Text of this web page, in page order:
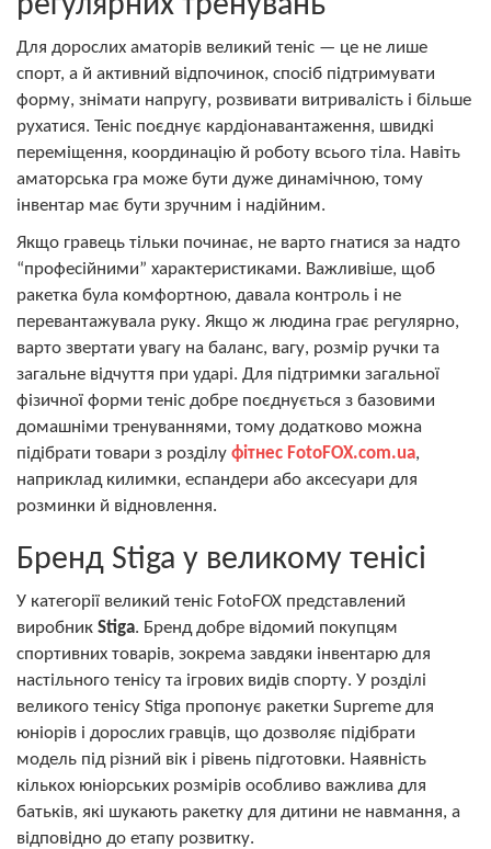
Для дорослих аматорів великий теніс — це не лише
спорт, а й активний відпочинок, спосіб підтримувати
форму, знімати напругу, розвивати витривалість і більше
рухатися. Теніс поєднує кардіонавантаження, швидкі
переміщення, координацію й роботу всього тіла. Навіть
аматорська гра може бути дуже динамічною, тому
інвентар має бути зручним і надійним.
Якщо гравець тільки починає, не варто гнатися за надто
“професійними” характеристиками. Важливіше, щоб
ракетка була комфортною, давала контроль і не
перевантажувала руку. Якщо ж людина грає регулярно,
варто звертати увагу на баланс, вагу, розмір ручки та
загальне відчуття при ударі. Для підтримки загальної
фізичної форми теніс добре поєднується з базовими
домашніми тренуваннями, тому додатково можна
підібрати товари з розділу фітнес FotoFOX.com.ua,
наприклад килимки, еспандери або аксесуари для
розминки й відновлення.
Бренд Stiga у великому тенісі
У категорії великий теніс FotoFOX представлений
виробник Stiga. Бренд добре відомий покупцям
спортивних товарів, зокрема завдяки інвентарю для
настільного тенісу та ігрових видів спорту. У розділі
великого тенісу Stiga пропонує ракетки Supreme для
юніорів і дорослих гравців, що дозволяє підібрати
модель під різний вік і рівень підготовки. Наявність
кількох юніорських розмірів особливо важлива для
батьків, які шукають ракетку для дитини не навмання, а
відповідно до етапу розвитку.